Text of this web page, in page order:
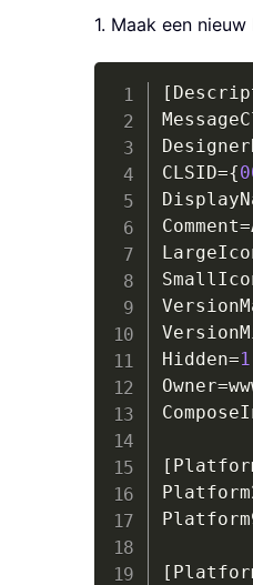
1. Maak een
CLSID={
Comment=
Hidden=1
Owner=